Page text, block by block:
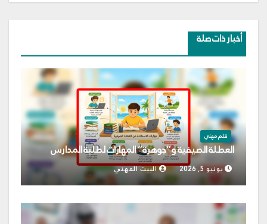
أخبار ذات صلة
قلم مهني
العطلة الصيفية و”جوهرة” المهارات لطلبة المدارس
يونيو 5, 2026 البيت المهني